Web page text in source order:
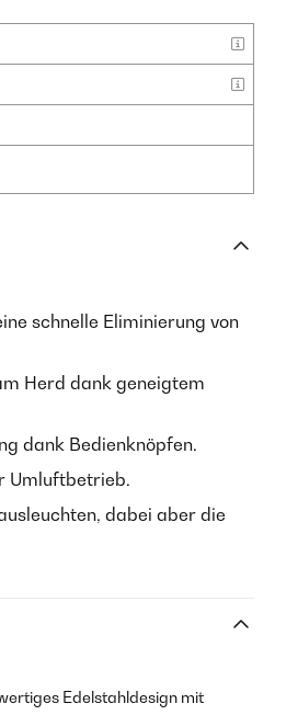
schnelle Eliminierung von
Herd dank geneigtem
dank Bedienknöpfen.
Umluftbetrieb.
dabei aber die
Edelstahldesign mit